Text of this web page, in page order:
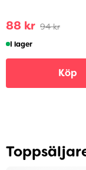
88 kr 94 kr
I lager
Köp